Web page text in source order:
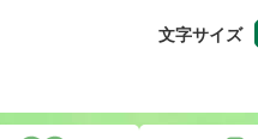
文字サイズ